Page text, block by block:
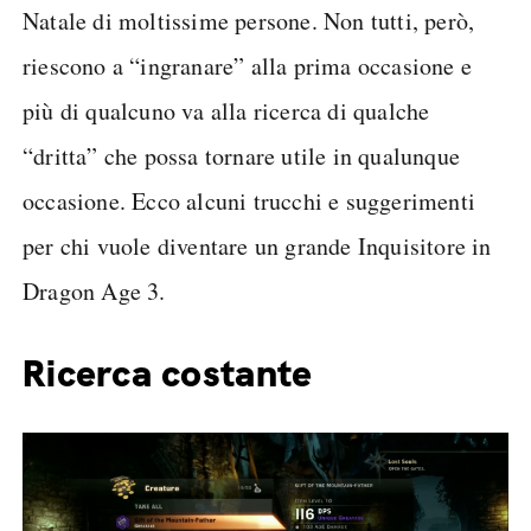
Natale di moltissime persone. Non tutti, però,
riescono a “ingranare” alla prima occasione e
più di qualcuno va alla ricerca di qualche
“dritta” che possa tornare utile in qualunque
occasione. Ecco alcuni trucchi e suggerimenti
per chi vuole diventare un grande Inquisitore in
Dragon Age 3.
Ricerca costante